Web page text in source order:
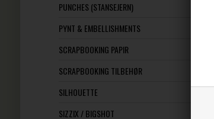
PUNCHES (STANSEJERN)
PYNT & EMBELLISHMENTS
SCRAPBOOKING PAPIR
SCRAPBOOKING TILBEHØR
SILHOUETTE
SIZZIX / BIGSHOT